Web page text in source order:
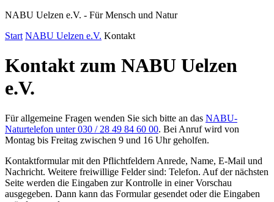
NABU Uelzen e.V. - Für Mensch und Natur
Start NABU Uelzen e.V. Kontakt
Kontakt zum NABU Uelzen
e.V.
Für allgemeine Fragen wenden Sie sich bitte an das NABU-
Naturtelefon unter 030 / 28 49 84 60 00. Bei Anruf wird von
Montag bis Freitag zwischen 9 und 16 Uhr geholfen.
Kontaktformular mit den Pflichtfeldern Anrede, Name, E-Mail und
Nachricht. Weitere freiwillige Felder sind: Telefon. Auf der nächsten
Seite werden die Eingaben zur Kontrolle in einer Vorschau
ausgegeben. Dann kann das Formular gesendet oder die Eingaben